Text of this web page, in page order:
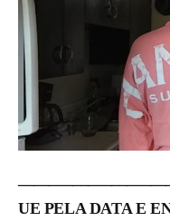
UE PELA DATA E